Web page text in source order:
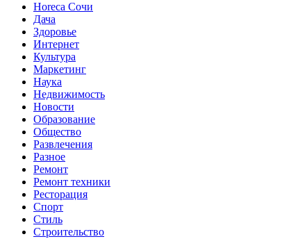
Horeca Сочи
Дача
Здоровье
Интернет
Культура
Маркетинг
Наука
Недвижимость
Новости
Образование
Общество
Развлечения
Разное
Ремонт
Ремонт техники
Ресторация
Спорт
Стиль
Строительство